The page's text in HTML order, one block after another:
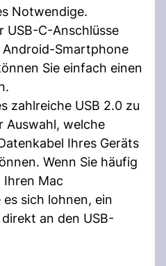
Notwendige.
USB-C-Anschlüsse
Smartphone
Sie einfach einen
zahlreiche USB 2.0 zu
Auswahl, welche
Ihres Geräts
Wenn Sie häufig
Ihren Mac
sich lohnen, ein
an den USB-